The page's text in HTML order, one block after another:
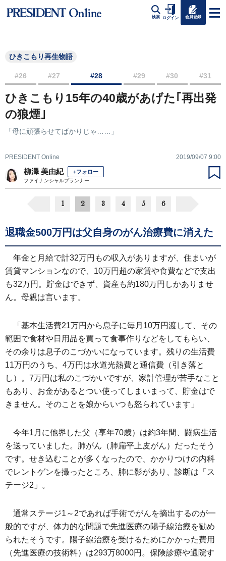
検索 ログイン 会員登録
ひきこもり再生物語
#26 #27 #28 #29 #30 #31
ひきこもり15年の40歳があげた｢再出発
の狼煙｣
「母に頑張らせてばかりじゃ……」
PRESIDENT Online 2019/09/07 9:00
柳澤 美由紀 +フォロー
ファイナンシャルプランナー
1 2 3 4 5 6
退職金500万円は父自身のがん治療費に消えた
年金と月給で計32万円もの収入がありますが、住まいが
賃貸マンションなので、10万円超の家賃や食費などで支出
も32万円。貯金はできず、資産も約180万円しかありませ
ん。母親は言います。
「基本生活費21万円から息子に毎月10万円渡して、その
範囲で食材や日用品を買って食事作りなどをしてもらい、
その余りは息子のこづかいになっています。残りの生活費
11万円のうち、4万円は水道光熱費と通信費（引き落と
し）。7万円は私のこづかいですが、家計管理が苦手なこと
もあり、お金があるとつい使ってしまいまって、貯金はで
きません。そのことを娘からいつも怒られています」
今年1月に他界した父（享年70歳）は約3年間、闘病生活
を送っていました。肺がん（肺扁平上皮がん）だったそう
です。せき込むことが多くなったので、かかりつけの内科
でレントゲンを撮ったところ、肺に影があり、診断は「ス
テージ2」。
通常ステージ1～2であれば手術でがんを摘出するのが一
般的ですが、体力的な問題で先進医療の陽子線治療を勧め
られたそうです。陽子線治療を受けるためにかかった費用
（先進医療の技術料）は293万8000円。保険診療や通院す